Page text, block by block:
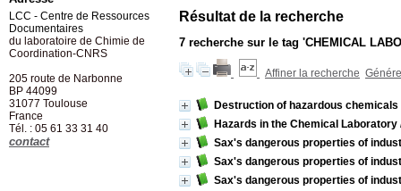
Résultat de la recherche
7 recherche sur le tag 'CHEMICAL
Affiner la recherche
Destruction of hazardous
Hazards in the Chemical Laboratory
Sax's dangerous properties of
Sax's dangerous properties of
Sax's dangerous properties of
LCC - Centre de Ressources
Documentaires
du laboratoire de Chimie de
Coordination-CNRS
205 route de Narbonne
BP 44099
31077 Toulouse
France
Tél. : 05 61 33 31 40
contact